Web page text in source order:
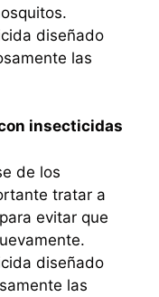
diseñado
las
insecticidas
de los
tratar a
evitar que
diseñado
las